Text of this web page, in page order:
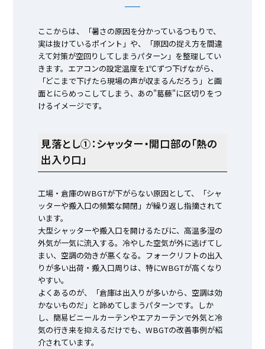
ここからは、「暑さの原因を分かっているつもりで、
実は抜けているポイント」や、「原因の捉え方を間違
えて対策が空回りしてしまうパターン」を整理してい
きます。エアコンの設定温度を1℃ずつ下げながら、
「どこまで下げたら現場の声が収まるんだろう」と画
面とにらめっこしてしまう、あの"葛藤"に区切りをつ
けるイメージです。
見落とし①：シャッター・開口部の「熱の
出入り口」
工場・倉庫のWBGTが下がらない原因として、「シャ
ッターや搬入口の頻繁な開閉」が繰り返し指摘されて
います。
大型シャッターや搬入口を開けるたびに、高温多湿の
外気が一気に流入する。冷やした空気が外に逃げてし
まい、空調の効きが悪くなる。フォークリフトの出入
りが多い出荷・搬入口周りは、特にWBGTが高くなり
やすい。
よくあるのが、「倉庫は出入りが多いから、空調は効
かないものだ」と諦めてしまうパターンです。しか
し、簡易ビニールカーテンやエアカーテンで外気と冷
気の行き来を抑えるだけでも、WBGTの改善事例が紹
介されています。